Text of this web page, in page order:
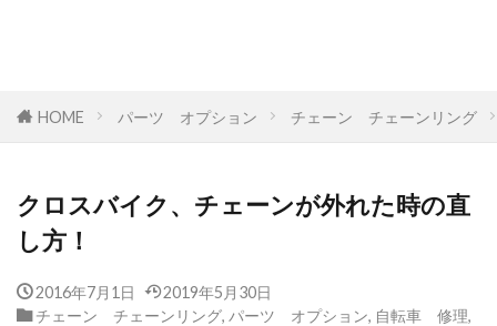
HOME パーツ オプション チェーン チェーンリング
クロスバイク、チェーンが外れた時の直
し方！
2016年7月1日
2019年5月30日
チェーン チェーンリング, パーツ オプション, 自転車 修理,